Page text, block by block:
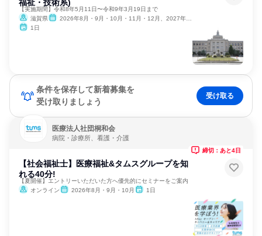
福祉・技術系)
【実施期間】令和8年5月11日〜令和9年3月19日まで
滋賀県
2026年8月・9月・10月・11月・12月、2027年1月・2月
1日
条件を保存して新着募集を
受け取りましょう
受け取る
医療法人社団桐和会
病院・診療所、看護・介護
【社会福祉士】医療福祉&タムスグループを知
れる40分!
【夏開催】エントリーいただいた方へ優先的にセミナーをご案内
オンライン
2026年8月・9月・10月 1日
締切：あと4日